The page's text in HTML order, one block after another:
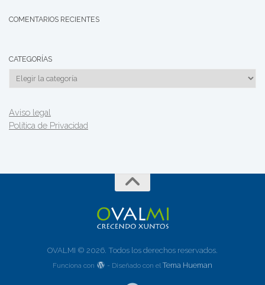
COMENTARIOS RECIENTES
CATEGORÍAS
Categorías
Aviso legal
Política de Privacidad
OVALMI © 2026. Todos los derechos reservados.
Funciona con - Diseñado con elTema Hueman